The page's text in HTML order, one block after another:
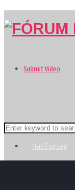
Submit Video
Search
for:
Hadifogság